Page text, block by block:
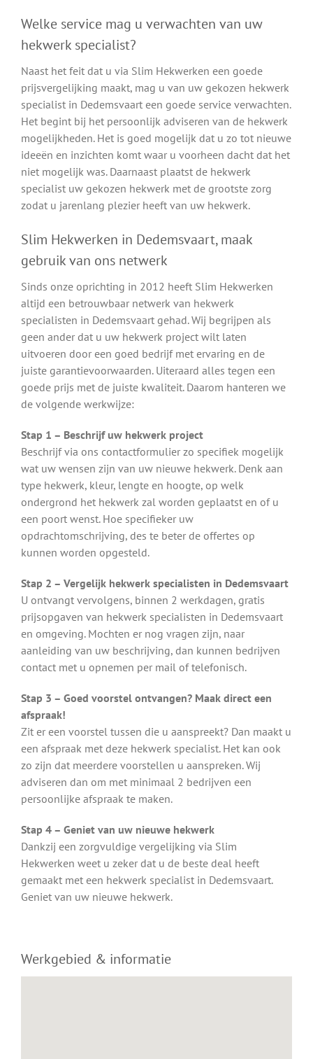
Welke service mag u verwachten van uw
hekwerk specialist?
Naast het feit dat u via Slim Hekwerken een goede
prijsvergelijking maakt, mag u van uw gekozen hekwerk
specialist in Dedemsvaart een goede service verwachten.
Het begint bij het persoonlijk adviseren van de hekwerk
mogelijkheden. Het is goed mogelijk dat u zo tot nieuwe
ideeën en inzichten komt waar u voorheen dacht dat het
niet mogelijk was. Daarnaast plaatst de hekwerk
specialist uw gekozen hekwerk met de grootste zorg
zodat u jarenlang plezier heeft van uw hekwerk.
Slim Hekwerken in Dedemsvaart, maak
gebruik van ons netwerk
Sinds onze oprichting in 2012 heeft Slim Hekwerken
altijd een betrouwbaar netwerk van hekwerk
specialisten in Dedemsvaart gehad. Wij begrijpen als
geen ander dat u uw hekwerk project wilt laten
uitvoeren door een goed bedrijf met ervaring en de
juiste garantievoorwaarden. Uiteraard alles tegen een
goede prijs met de juiste kwaliteit. Daarom hanteren we
de volgende werkwijze:
Stap 1 – Beschrijf uw hekwerk project
Beschrijf via ons contactformulier zo specifiek mogelijk
wat uw wensen zijn van uw nieuwe hekwerk. Denk aan
type hekwerk, kleur, lengte en hoogte, op welk
ondergrond het hekwerk zal worden geplaatst en of u
een poort wenst. Hoe specifieker uw
opdrachtomschrijving, des te beter de offertes op
kunnen worden opgesteld.
Stap 2 – Vergelijk hekwerk specialisten in Dedemsvaart
U ontvangt vervolgens, binnen 2 werkdagen, gratis
prijsopgaven van hekwerk specialisten in Dedemsvaart
en omgeving. Mochten er nog vragen zijn, naar
aanleiding van uw beschrijving, dan kunnen bedrijven
contact met u opnemen per mail of telefonisch.
Stap 3 – Goed voorstel ontvangen? Maak direct een
afspraak!
Zit er een voorstel tussen die u aanspreekt? Dan maakt u
een afspraak met deze hekwerk specialist. Het kan ook
zo zijn dat meerdere voorstellen u aanspreken. Wij
adviseren dan om met minimaal 2 bedrijven een
persoonlijke afspraak te maken.
Stap 4 – Geniet van uw nieuwe hekwerk
Dankzij een zorgvuldige vergelijking via Slim
Hekwerken weet u zeker dat u de beste deal heeft
gemaakt met een hekwerk specialist in Dedemsvaart.
Geniet van uw nieuwe hekwerk.
Werkgebied & informatie